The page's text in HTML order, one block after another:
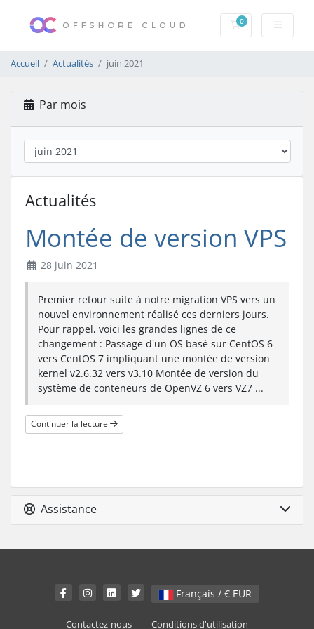
0Votre panier
Accueil Actualités juin 2021
Par mois
Actualités
Montée de version VPS
28 juin 2021
Premier retour suite à notre migration VPS vers un
nouvel environnement réalisé ces derniers jours.
Pour rappel, voici les grandes lignes de ce
changement : Passage d'un OS basé sur CentOS 6
vers CentOS 7 impliquant une montée de version
kernel v2.6.32 vers v3.10 Montée de version du
système de conteneurs de OpenVZ 6 vers VZ7 ...
Continuer la lecture
Assistance
Français / € EUR
Contactez-nous Conditions d'utilisation